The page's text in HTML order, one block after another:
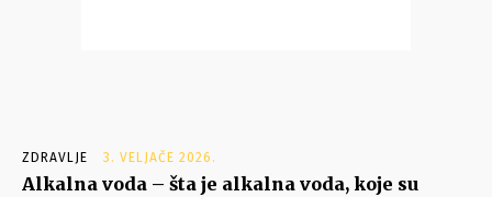
ZDRAVLJE 3. VELJAČE 2026.
Alkalna voda – šta je alkalna voda, koje su